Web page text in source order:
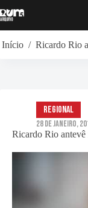
para
Início / Ricardo Rio
Ricardo Rio antevê
Regional
28 de Janeiro,